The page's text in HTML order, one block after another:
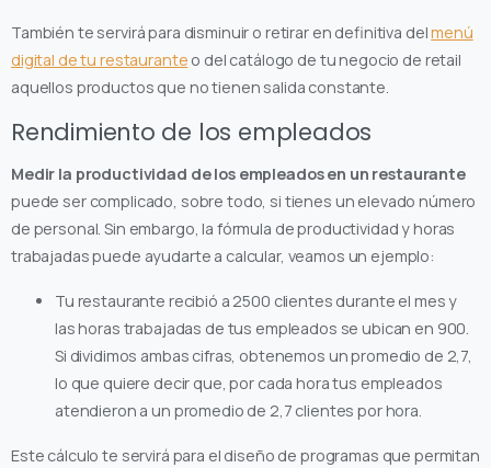
También te servirá para disminuir o retirar en definitiva delmenú
digital de tu restaurante o del catálogo de tu negocio de retail
aquellos productos que no tienen salida constante.
Rendimiento de los empleados
Medir la productividad de los empleados en un restaurante
puede ser complicado, sobre todo, si tienes un elevado número
de personal. Sin embargo, la fórmula de productividad y horas
trabajadas puede ayudarte a calcular, veamos un ejemplo:
Tu restaurante recibió a 2500 clientes durante el mes y
las horas trabajadas de tus empleados se ubican en 900.
Si dividimos ambas cifras, obtenemos un promedio de 2,7,
lo que quiere decir que, por cada hora tus empleados
atendieron a un promedio de 2,7 clientes por hora.
Este cálculo te servirá para el diseño de programas que permitan